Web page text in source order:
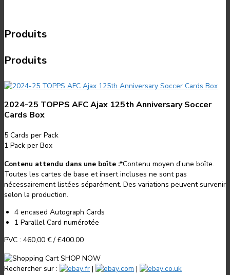
Produits
Produits
2024-25 TOPPS AFC Ajax 125th Anniversary Soccer
Cards Box
5 Cards per Pack
1 Pack per Box
Contenu attendu dans une boîte :*Contenu moyen d’une boîte.
Toutes les cartes de base et insert incluses ne sont pas
nécessairement listées séparément. Des variations peuvent survenir
selon la production.
4 encased Autograph Cards
1 Parallel Card numérotée
PVC : 460,00 €/ £400.00
SHOP NOW
Rechercher sur :
.fr | .com | .co.uk